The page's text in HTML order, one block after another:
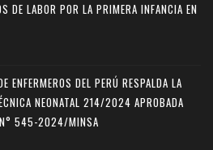
DE LABOR POR LA PRIMERA INFANCIA EN
ENFERMEROS DEL PERÚ RESPALDA LA
NEONATAL 214/2024 APROBADA
545-2024/MINSA